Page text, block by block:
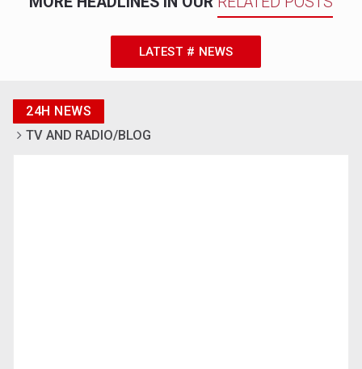
LATEST # NEWS
24H NEWS
TV AND RADIO/BLOG